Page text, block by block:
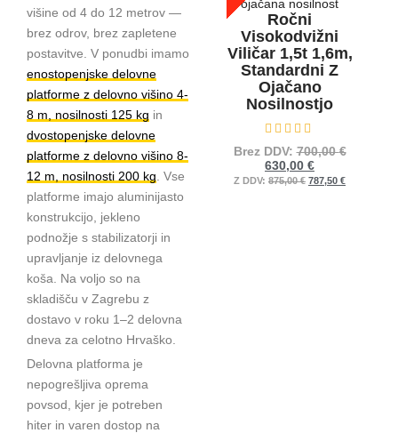
višine od 4 do 12 metrov —
brez odrov, brez zapletene
postavitve. V ponudbi imamo
enostopenjske delovne
platforme z delovno višino 4-
8 m, nosilnosti 125 kg in
dvostopenjske delovne
platforme z delovno višino 8-
12 m, nosilnosti 200 kg . Vse
platforme imajo aluminijasto
konstrukcijo, jekleno
podnožje s stabilizatorji in
upravljanje iz delovnega
koša. Na voljo so na
skladišču v Zagrebu z
dostavo v roku 1–2 delovna
dneva za celotno Hrvaško.
Delovna platforma je
nepogrešljiva oprema
povsod, kjer je potreben
hiter in varen dostop na
Ročni
Visokodvižni
Viličar 1,5t 1,6m,
Standardni Z
Ojačano
Nosilnostjo
Brez DDV:700,00€
630,00 €
Z DDV: 875,00€ 787,50 €